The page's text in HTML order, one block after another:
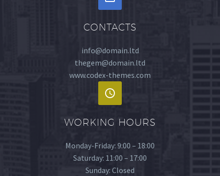
CONTACTS
info@domain.ltd
thegem@domain.ltd
www.codex-themes.com
WORKING HOURS
Monday-Friday: 9:00 – 18:00
Saturday: 11:00 – 17:00
Sunday: Closed